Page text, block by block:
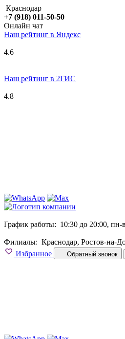
Краснодар
+7 (918) 011-50-50
Онлайн чат
Наш рейтинг в Яндекс
4.6
Наш рейтинг в 2ГИС
4.8
График работы: 10:30 до 20:00, пн-
Филиалы: Краснодар, Ростов-на-
Избранное
Обратный звонок